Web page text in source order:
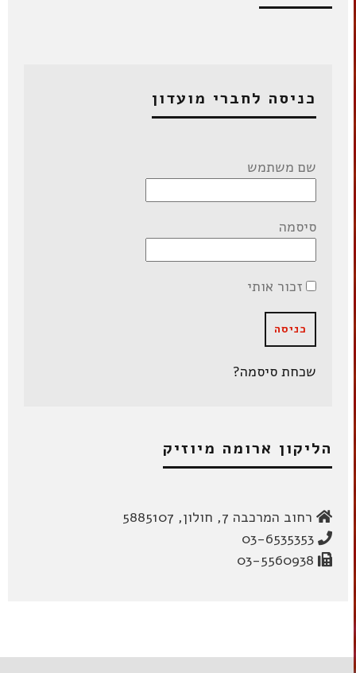
כניסה לחברי מועדון
שם משתמש
סיסמה
זכור אותי
שכחת סיסמה?
הליקון ארומה מיוזיק
רחוב המרכבה 7, חולון, 5885107
03-6535353
03-5560938